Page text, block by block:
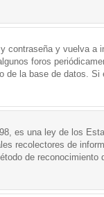
contraseña y vuelva a
foros
de la base de datos.
es una ley de los
recolectores de
de reconocimiento